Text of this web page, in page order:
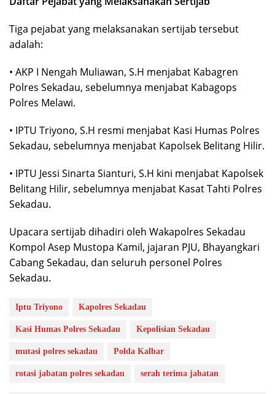
Tiga pejabat yang melaksanakan sertijab tersebut
adalah:
• AKP I Nengah Muliawan, S.H menjabat Kabagren
Polres Sekadau, sebelumnya menjabat Kabagops
Polres Melawi.
• IPTU Triyono, S.H resmi menjabat Kasi Humas Polres
Sekadau, sebelumnya menjabat Kapolsek Belitang Hilir.
• IPTU Jessi Sinarta Sianturi, S.H kini menjabat Kapolsek
Belitang Hilir, sebelumnya menjabat Kasat Tahti Polres
Sekadau.
Upacara sertijab dihadiri oleh Wakapolres Sekadau
Kompol Asep Mustopa Kamil, jajaran PJU, Bhayangkari
Cabang Sekadau, dan seluruh personel Polres
Sekadau.
Iptu Triyono Kapolres Sekadau
Kasi Humas Polres Sekadau Kepolisian Sekadau
mutasi polres sekadau Polda Kalbar
rotasi jabatan polres sekadau serah terima jabatan